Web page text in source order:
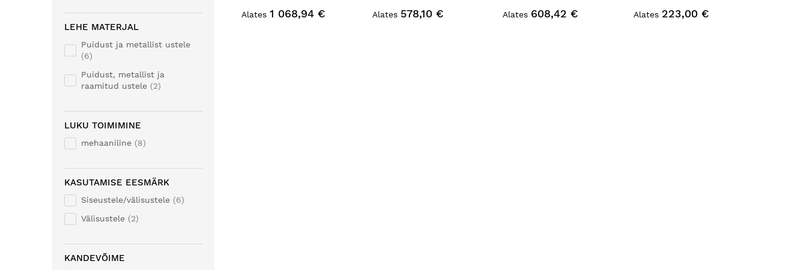
Alates 1 068,94 € Alates 578,10 € Alates 608,42 € Alates 223,00 €
LEHE MATERJAL
Puidust ja metallist ustele
6
Puidust, metallist ja
raamitud ustele
2
LUKU TOIMIMINE
mehaaniline 8
KASUTAMISE EESMÄRK
Siseustele/välisustele
6
Välisustele
2
KANDEVÕIME